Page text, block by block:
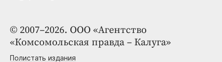
© 2007–2026. ООО «Агентство
«Комсомольская правда – Калуга»
Полистать издания